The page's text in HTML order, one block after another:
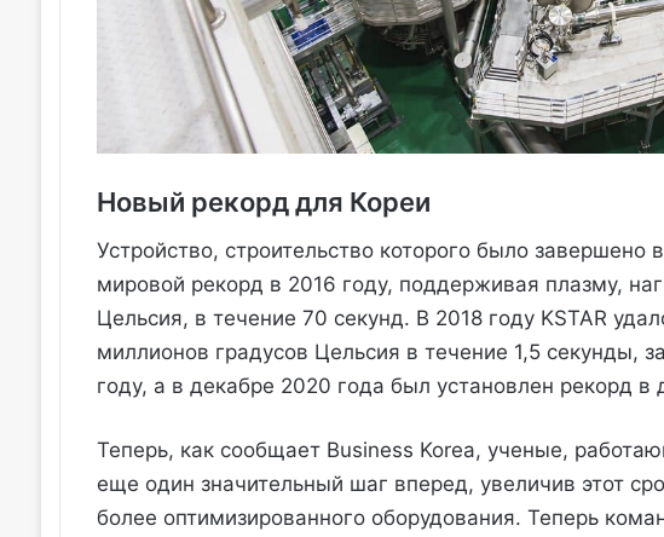
Новый рекорд для Кореи
Устройство, строительство которого было
мировой рекорд в 2016 году, поддерживая плазму,
Цельсия, в течение 70 секунд. В 2018 году KSTAR
миллионов градусов Цельсия в течение 1,5 секунды,
году, а в декабре 2020 года был установлен рекорд в
Теперь, как сообщает Business Korea, ученые,
еще один значительный шаг вперед, увеличив этот
более оптимизированного оборудования. Теперь